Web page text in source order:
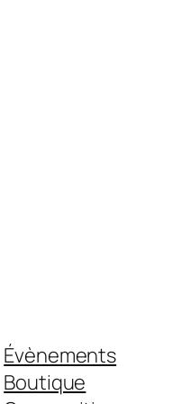
Évènements
Boutique